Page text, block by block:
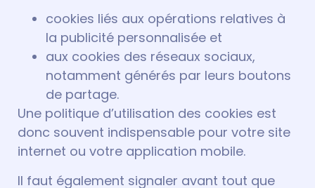
cookies liés aux opérations relatives à
la publicité personnalisée et
aux cookies des réseaux sociaux,
notamment générés par leurs boutons
de partage.
Une politique d’utilisation des cookies est
donc souvent indispensable pour votre site
internet ou votre application mobile.
Il faut également signaler avant tout que